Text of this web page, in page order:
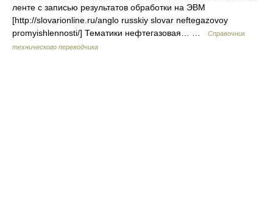
ленте с записью результатов обработки на ЭВМ
[http://slovarionline.ru/anglo russkiy slovar neftegazovoy
promyishlennosti/] Тематики нефтегазовая… …
Справочник
технического переводчика